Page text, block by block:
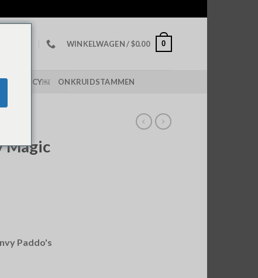
WINKELWAGEN /$0.00 0
POLICY￼ ONKRUIDSTAMMEN
Magic
Paddo's